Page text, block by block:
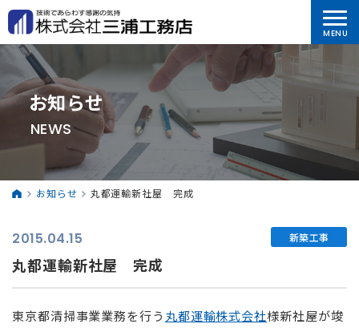
お知らせ
NEWS
お知らせ 丸都運輸新社屋 完成
2015.04.15 新築工事
丸都運輸新社屋 完成
東京都清掃事業業務を行う 丸都運輸株式会社様新社屋が竣